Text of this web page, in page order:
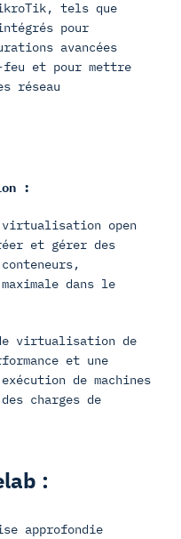
tels que
pour
avancées
feu et pour mettre
réseau
:
virtualisation open
et gérer des
dans le
virtualisation de
et une
de machines
charges de
:
approfondie